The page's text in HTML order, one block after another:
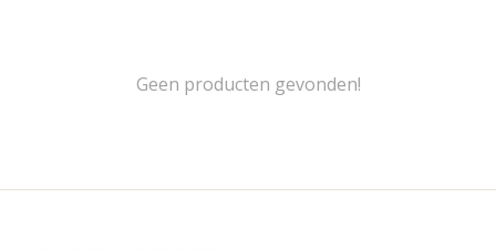
Geen producten gevonden!